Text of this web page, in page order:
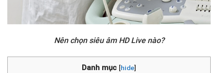
Nên chọn siêu âm HD Live nào?
Danh mục [hide]